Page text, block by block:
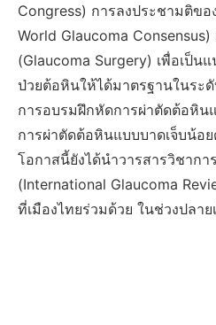
Congress) การลงประชามติข
World Glaucoma
(Glaucoma Surgery) เพื่อเป็น
ป่วยต้อหินให้ได้มาตรฐานในระ
การอบรมฝึกหัดการผ่าตัดต้อหิน
การผ่าตัดต้อหินแบบบาดเจ็บน้
โอกาสนี้ยังได้นำวารสารวิชาก
(International Glaucoma
ที่เมืองไทยร่วมด้วย ในช่วงปลา